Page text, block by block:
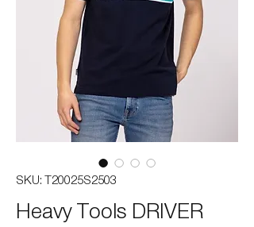
SKU: T20025S2503
Heavy Tools DRIVER